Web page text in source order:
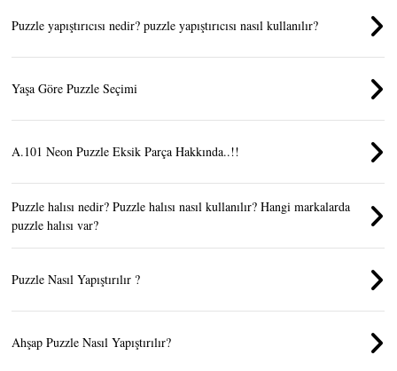
Puzzle yapıştırıcısı nedir? puzzle yapıştırıcısı nasıl kullanılır?
Yaşa Göre Puzzle Seçimi
A.101 Neon Puzzle Eksik Parça Hakkında..!!
Puzzle halısı nedir? Puzzle halısı nasıl kullanılır? Hangi markalarda
puzzle halısı var?
Puzzle Nasıl Yapıştırılır ?
Ahşap Puzzle Nasıl Yapıştırılır?